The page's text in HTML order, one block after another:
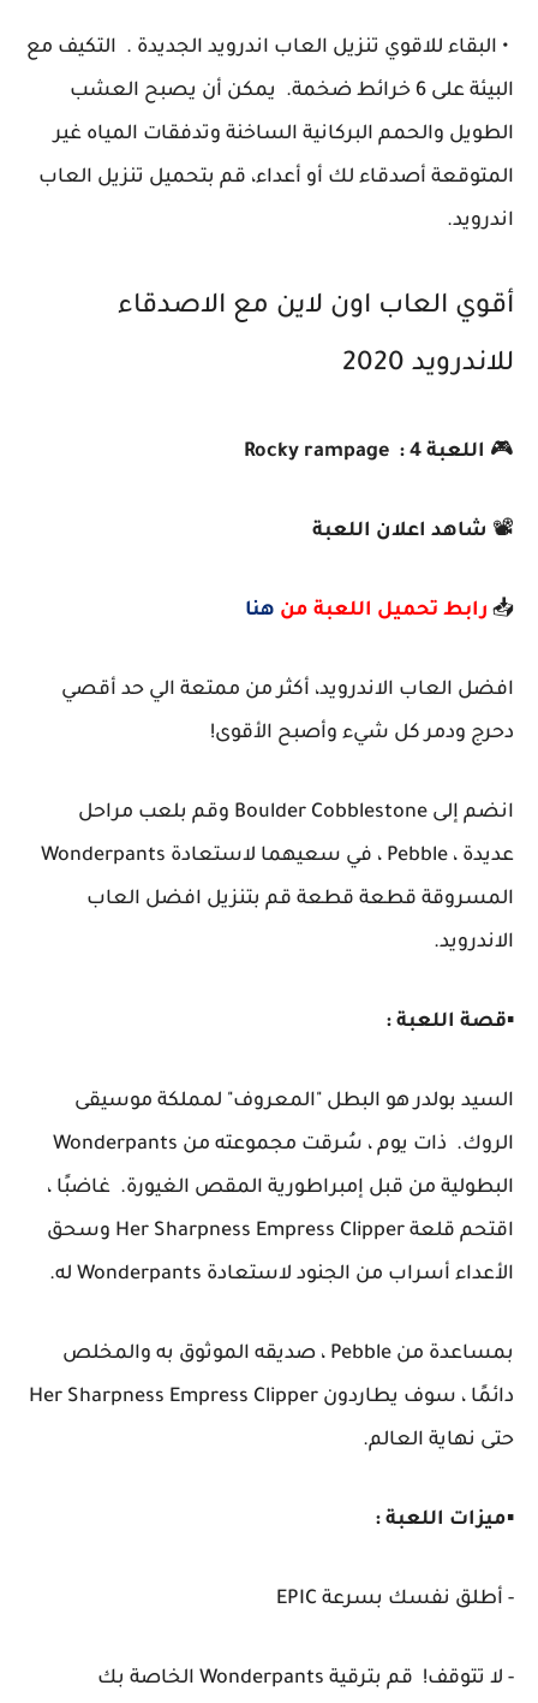
• البقاء للاقوي تنزيل العاب اندرويد الجديدة . التكيف مع
البيئة على 6 خرائط ضخمة. يمكن أن يصبح العشب
الطويل والحمم البركانية الساخنة وتدفقات المياه غير
المتوقعة أصدقاء لك أو أعداء، قم بتحميل تنزيل العاب
اندرويد.
أقوي العاب اون لاين مع الاصدقاء
للاندرويد 2020
🎮 اللعبة 4 : Rocky rampage
📽️ شاهد اعلان اللعبة
📥 رابط تحميل اللعبة من هنا
افضل العاب الاندرويد، أكثر من ممتعة الي حد أقصي
دحرج ودمر كل شيء وأصبح الأقوى!
انضم إلى Boulder Cobblestone وقم بلعب مراحل
عديدة ، Pebble ، في سعيهما لاستعادة Wonderpants
المسروقة قطعة قطعة قم بتنزيل افضل العاب
الاندرويد.
▪️قصة اللعبة :
السيد بولدر هو البطل "المعروف" لمملكة موسيقى
الروك. ذات يوم ، سُرقت مجموعته من Wonderpants
البطولية من قبل إمبراطورية المقص الغيورة. غاضبًا ،
اقتحم قلعة Her Sharpness Empress Clipper وسحق
الأعداء أسراب من الجنود لاستعادة Wonderpants له.
بمساعدة من Pebble ، صديقه الموثوق به والمخلص
دائمًا ، سوف يطاردون Her Sharpness Empress Clipper
حتى نهاية العالم.
▪️ميزات اللعبة :
- أطلق نفسك بسرعة EPIC
- لا تتوقف! قم بترقية Wonderpants الخاصة بك